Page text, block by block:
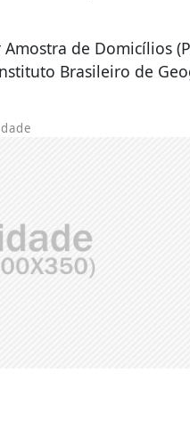
de Domicílios
Brasileiro de